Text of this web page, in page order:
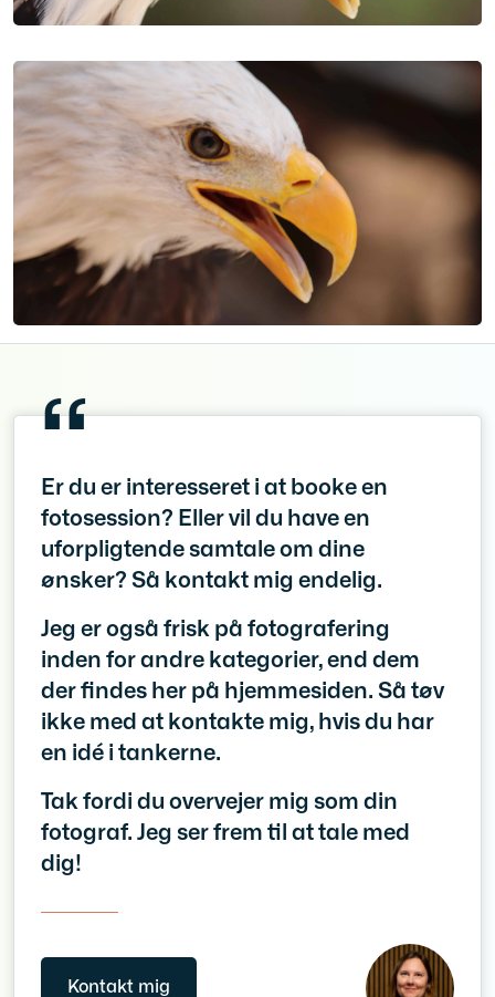
Er du er interesseret i at booke en
fotosession? Eller vil du have en
uforpligtende samtale om dine
ønsker? Så kontakt mig endelig.
Jeg er også frisk på fotografering
inden for andre kategorier, end dem
der findes her på hjemmesiden. Så tøv
ikke med at kontakte mig, hvis du har
en idé i tankerne.
Tak fordi du overvejer mig som din
fotograf. Jeg ser frem til at tale med
dig!
Kontakt mig